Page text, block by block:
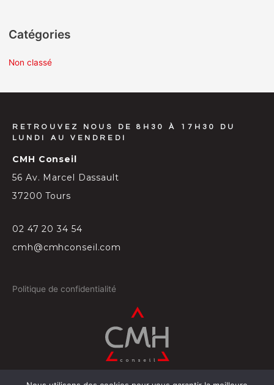
Catégories
Non classé
RETROUVEZ NOUS DE 8H30 À 17H30 DU
LUNDI AU VENDREDI
CMH Conseil
56 Av. Marcel Dassault
37200 Tours
02 47 20 34 54
cmh@cmhconseil.com
Politique de confidentialité